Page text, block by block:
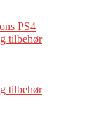
PS4
tilbehør
tilbehør